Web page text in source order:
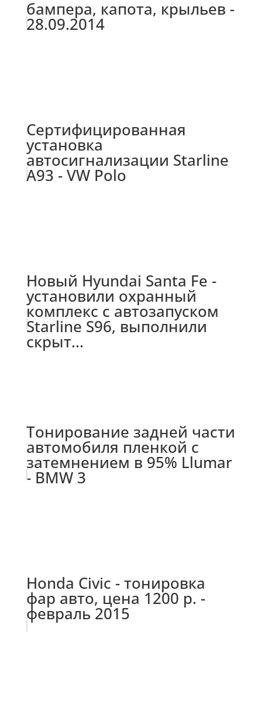
бампера, капота, крыльев -
28.09.2014
Сертифицированная
установка
автосигнализации Starline
A93 - VW Polo
Новый Hyundai Santa Fe -
установили охранный
комплекс с автозапуском
Starline S96, выполнили
скрыт...
Тонирование задней части
автомобиля пленкой с
затемнением в 95% Llumar
- BMW 3
Honda Civic - тонировка
фар авто, цена 1200 р. -
февраль 2015